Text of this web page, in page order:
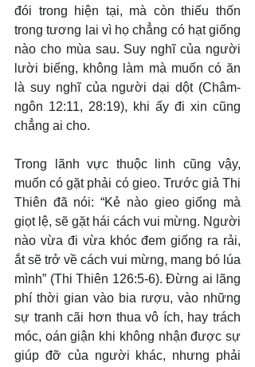
đói trong hiện tại, mà còn thiếu thốn
trong tương lai vì họ chẳng có hạt giống
nào cho mùa sau. Suy nghĩ của người
lười biếng, không làm mà muốn có ăn
là suy nghĩ của người dại dột (Châm-
ngôn 12:11, 28:19), khi ấy đi xin cũng
chẳng ai cho.
Trong lãnh vực thuộc linh cũng vậy,
muốn có gặt phải có gieo. Trước giả Thi
Thiên đã nói: “Kẻ nào gieo giống mà
giọt lệ, sẽ gặt hái cách vui mừng. Người
nào vừa đi vừa khóc đem giống ra rải,
ắt sẽ trở về cách vui mừng, mang bó lúa
mình” (Thi Thiên 126:5-6). Đừng ai lãng
phí thời gian vào bia rượu, vào những
sự tranh cãi hơn thua vô ích, hay trách
móc, oán giận khi không nhận được sự
giúp đỡ của người khác, nhưng phải